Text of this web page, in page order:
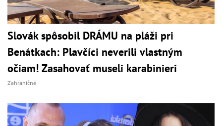
Slovák spôsobil DRÁMU na pláži pri
Benátkach: Plavčíci neverili vlastným
očiam! Zasahovať museli karabinieri
Zahraničné